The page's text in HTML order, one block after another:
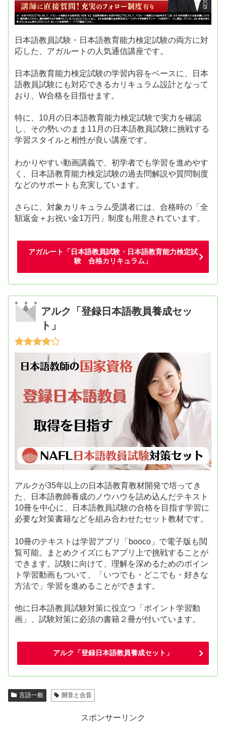
日本語教員試験・日本語教育能力検定試験の両方に対
応した、アガルートの人気通信講座です。
日本語教育能力検定試験の学習内容をベースに、日本
語教員試験にも対応できるカリキュラム設計となって
おり、W合格を目指せます。
特に、10月の日本語教育能力検定試験で実力を確認
し、その勢いのまま11月の日本語教員試験に挑戦する
学習スタイルと相性が良い講座です。
わかりやすい動画講義で、初学者でも学習を進めやす
く、日本語教育能力検定試験の過去問解説や質問制度
などのサポートも充実しています。
さらに、対象カリキュラム受講者には、合格時の「全
額返金＋お祝い金1万円」制度も用意されています。
アガルート「日本語教員試験・日本語教育能力検定試
験 合格カリキュラム」
アルク「登録日本語教員養成セッ
ト」
アルクが35年以上の日本語教育教材開発で培ってき
た、日本語教師養成のノウハウを詰め込んだテキスト
10冊を中心に、日本語教員試験の合格を目指す学習に
必要な対策書籍などを組み合わせたセット教材です。
10冊のテキストは学習アプリ「booco」で電子版も閲
覧可能。まとめクイズにもアプリ上で挑戦することが
できます。試験に向けて、理解を深めるためのポイン
ト学習動画もついて、「いつでも・どこでも・好きな
方法で」学習を進めることができます。
他に日本語教員試験対策に役立つ「ポイント学習動
画」、試験対策に必須の書籍２冊が付いています。
アルク「登録日本語教員養成セット」
言語一般 開音と合音
スポンサーリンク